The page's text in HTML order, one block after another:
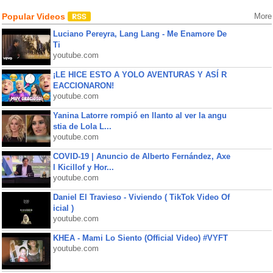
Popular Videos More
Luciano Pereyra, Lang Lang - Me Enamore De
Ti
youtube.com
¡LE HICE ESTO A YOLO AVENTURAS Y ASÍ R
EACCIONARON!
youtube.com
Yanina Latorre rompió en llanto al ver la angu
stia de Lola L...
youtube.com
COVID-19 | Anuncio de Alberto Fernández, Axe
l Kicillof y Hor...
youtube.com
Daniel El Travieso - Viviendo ( TikTok Video Of
icial )
youtube.com
KHEA - Mami Lo Siento (Official Video) #VYFT
youtube.com